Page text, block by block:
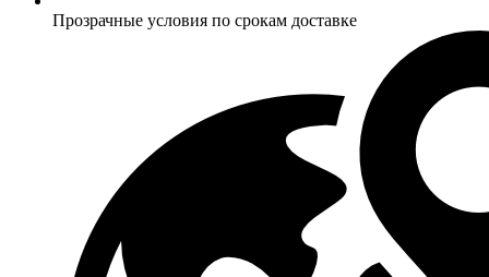
Прозрачные условия по срокам доставке